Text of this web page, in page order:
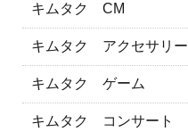
キムタク CM
キムタク アクセサリー
キムタク ゲーム
キムタク コンサート